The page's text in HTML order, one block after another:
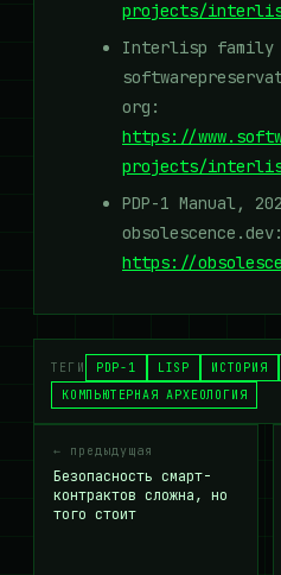
projects/
Interlisp family
org:
https://
projects/
PDP-1 Manual,
obsolescence.dev:
https://
ТЕГИ PDP-1 LISP ИСТОРИЯ
КОМПЬЮТЕРНАЯ АРХЕОЛОГИЯ
← предыдущая
Безопасность смарт-
контрактов сложна, но
того стоит